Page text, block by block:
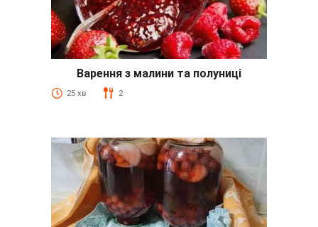
Варення з малини та полуниці
25 хв 2